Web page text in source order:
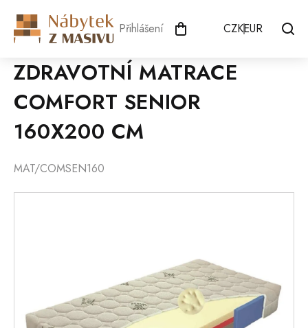
obsah
Přihlášení CZKEUR
ZDRAVOTNÍ MATRACE
COMFORT SENIOR
160X200 CM
MAT/COMSEN160